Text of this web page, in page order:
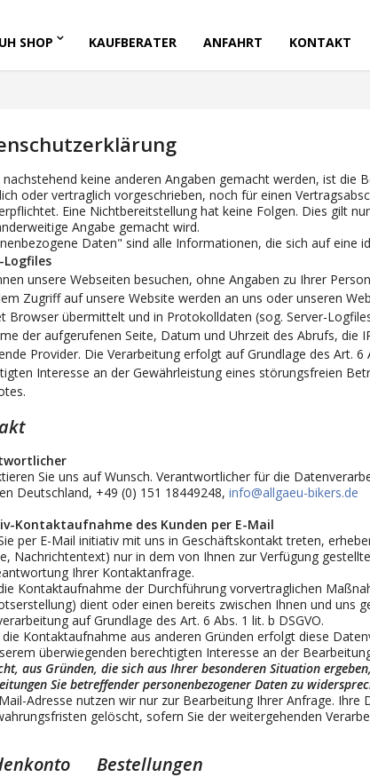
SHOP KAUFBERATER ANFAHRT KONTAKT
keine anderen Angaben gemacht werden, ist die
oder vertraglich vorgeschrieben, noch für einen
Eine Nichtbereitstellung hat keine Folgen. Dies gilt
Angabe gemacht wird.
Daten" sind alle Informationen, die sich auf eine
Logfiles
unsere Webseiten besuchen, ohne Angaben zu Ihrer
Zugriff auf unsere Website werden an uns oder unseren
Browser übermittelt und in Protokolldaten (sog. Server-
der aufgerufenen Seite, Datum und Uhrzeit des Abrufs, die
Provider. Die Verarbeitung erfolgt auf Grundlage des Art. 6
Interesse an der Gewährleistung eines störungsfreien
Sie uns auf Wunsch. Verantwortlicher für die
Deutschland, +49 (0) 151 18449248, info@allgaeu-bikers.de
Kontaktaufnahme des Kunden per E-Mail
per E-Mail initiativ mit uns in Geschäftskontakt treten,
Nachrichtentext) nur in dem von Ihnen zur Verfügung
Ihrer Kontaktanfrage.
Kontaktaufnahme der Durchführung vorvertraglichen
dient oder einen bereits zwischen Ihnen und uns
auf Grundlage des Art. 6 Abs. 1 lit. b DSGVO.
Kontaktaufnahme aus anderen Gründen erfolgt diese
überwiegenden berechtigten Interesse an der
aus Gründen, die sich aus Ihrer besonderen Situation
Sie betreffender personenbezogener Daten zu
Adresse nutzen wir nur zur Bearbeitung Ihrer Anfrage.
gelöscht, sofern Sie der weitergehenden
Bestellungen